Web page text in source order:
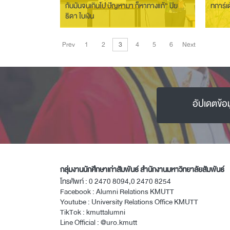
กับมันจนเกินไป ปัญหามา ก็หาทางแก้” ปิย
ธิดา ใบเงิน
ทการ์
Prev 1 2 3 4 5 6 Next
อัปเดตข้
กลุ่มงานนักศึกษาเก่าสัมพันธ์ สำนักงานมหาวิทยาลัยสัมพันธ์
โทรศัพท์ :0 2470 8094,0 2470 8254
Facebook :Alumni Relations KMUTT
Youtube : University Relations Office KMUTT
TikTok :kmuttalumni
Line Official :@uro.kmutt